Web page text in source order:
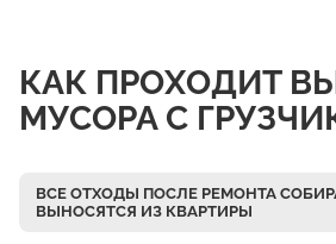
Осеченки
Поповка
Михайловская Слобода
КАК ПРОХОДИТ
МУСОРА С
ВСЕ ОТХОДЫ ПОСЛЕ РЕМОНТА
ВЫНОСЯТСЯ ИЗ КВАРТИРЫ